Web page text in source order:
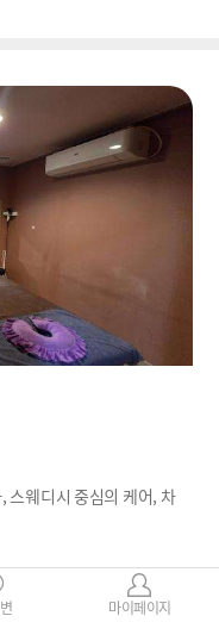
스웨디시 중심의 케어, 차
마이페이지